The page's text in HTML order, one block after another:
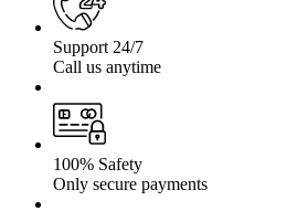
Support 24/7
Call us anytime
100% Safety
Only secure payments